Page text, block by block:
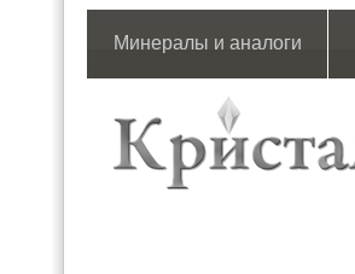
Минералы и аналоги